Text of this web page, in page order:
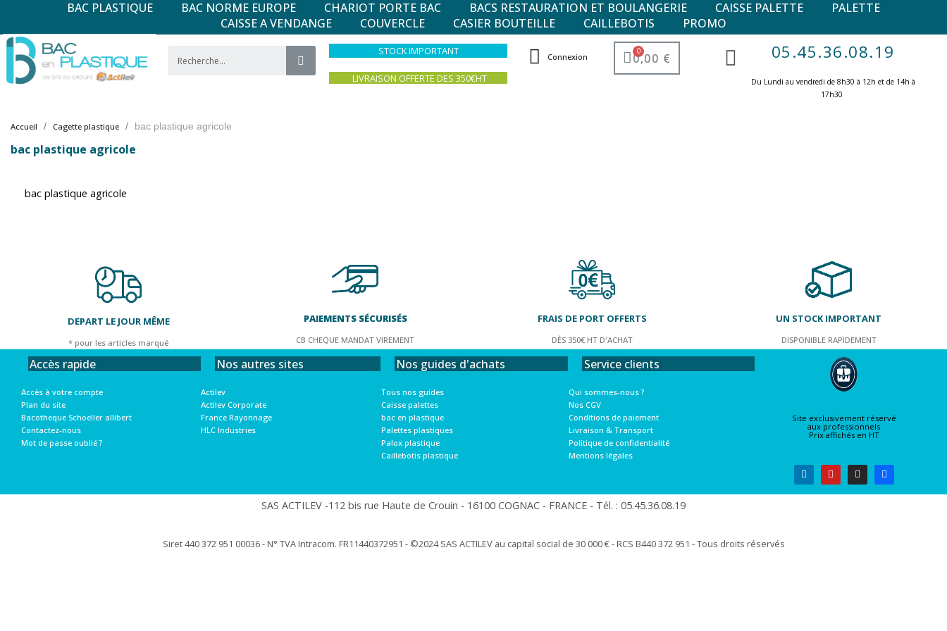
BAC PLASTIQUE BAC NORME EUROPE CHARIOT PORTE BAC BACS RESTAURATION ET BOULANGERIE CAISSE PALETTE
PALETTE
CAISSE A VENDANGE
COUVERCLE CASIER BOUTEILLE CAILLEBOTIS PROMO
STOCK IMPORTANT
LIVRAISON OFFERTE DES 350€HT
Connexion 0,00 € 05.45.36.08.19
Du Lundi au vendredi de 8h30 à 12h et de 14h à
17h30 ​
Accueil Cagette plastique bac plastique agricole
bac plastique agricole
bac plastique agricole
DEPART LE JOUR MÊME
* pour les articles marqué
PAIEMENTS SÉCURISÉS
CB CHEQUE MANDAT VIREMENT
FRAIS DE PORT OFFERTS
DÈS 350€ HT D'ACHAT
UN STOCK IMPORTANT
DISPONIBLE RAPIDEMENT
Accès rapide
Accès à votre compte
Plan du site
Bacotheque Schoeller allibert
Contactez-nous
Mot de passe oublié ?
Nos autres sites
Actilev
Actilev Corporate
France Rayonnage
HLC Industries
Nos guides d'achats
Tous nos guides
Caisse palettes
bac en plastique
Palettes plastiques
Palox plastique
Caillebotis plastique
Service clients
Qui sommes-nous ?
Nos CGV
Conditions de paiement
Livraison & Transport
Politique de confidentialité
Mentions légales
Site exclusivement réservé
aux professionnels
Prix affichés en HT
SAS ACTILEV -112 bis rue Haute de Crouin - 16100 COGNAC - FRANCE - Tél. : 05.45.36.08.19​
Siret 440 372 951 00036 - N° TVA Intracom. FR11440372951 - ©2024 SAS ACTILEV au capital social de 30 000 € - RCS B440 372 951 - Tous droits réservés​​